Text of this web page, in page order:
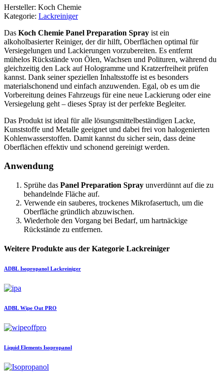
Hersteller: Koch Chemie
Kategorie: Lackreiniger
Das Koch Chemie Panel Preparation Spray ist ein
alkoholbasierter Reiniger, der dir hilft, Oberflächen optimal für
Versiegelungen und Lackierungen vorzubereiten. Es entfernt
mühelos Rückstände von Ölen, Wachsen und Polituren, während du
gleichzeitig den Lack auf Hologramme und Kratzerfreiheit prüfen
kannst. Dank seiner speziellen Inhaltsstoffe ist es besonders
materialschonend und einfach anzuwenden. Egal, ob es um die
Vorbereitung deines Fahrzeugs für eine neue Lackierung oder eine
Versiegelung geht – dieses Spray ist der perfekte Begleiter.
Das Produkt ist ideal für alle lösungsmittelbeständigen Lacke,
Kunststoffe und Metalle geeignet und dabei frei von halogenierten
Kohlenwasserstoffen. Damit kannst du sicher sein, dass deine
Oberflächen effektiv und schonend gereinigt werden.
Anwendung
Sprühe das Panel Preparation Spray unverdünnt auf die zu
behandelnde Fläche auf.
Verwende ein sauberes, trockenes Mikrofasertuch, um die
Oberfläche gründlich abzuwischen.
Wiederhole den Vorgang bei Bedarf, um hartnäckige
Rückstände zu entfernen.
Weitere Produkte aus der Kategorie Lackreiniger
ADBL Isopropanol Lackreiniger
ADBL Wipe Out PRO
Liquid Elements Isopropanol